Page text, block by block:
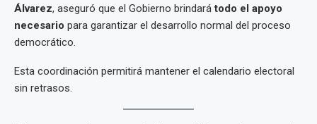
Álvarez, aseguró que el Gobierno brindarátodo el apoyo
necesario para garantizar el desarrollo normal del proceso
democrático.
Esta coordinación permitirá mantener el calendario electoral
sin retrasos.